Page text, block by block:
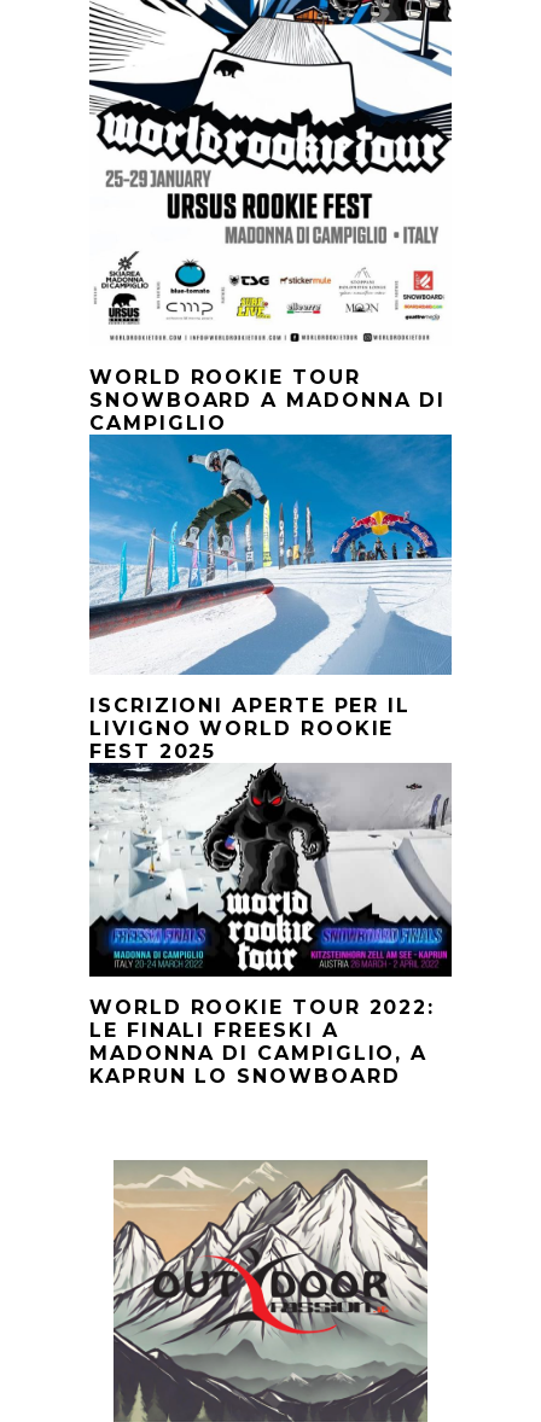
WORLD ROOKIE TOUR
SNOWBOARD A MADONNA DI
CAMPIGLIO
ISCRIZIONI APERTE PER IL
LIVIGNO WORLD ROOKIE
FEST 2025
WORLD ROOKIE TOUR 2022:
LE FINALI FREESKI A
MADONNA DI CAMPIGLIO, A
KAPRUN LO SNOWBOARD